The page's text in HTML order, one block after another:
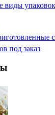
виды
под заказ